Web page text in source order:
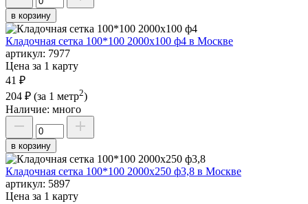
в корзину
Кладочная сетка 100*100 2000х100 ф4 в Москве
артикул: 7977
Цена за 1 карту
41 ₽
204 ₽ (за 1 метр2)
Наличие: много
в корзину
Кладочная сетка 100*100 2000х250 ф3,8 в Москве
артикул: 5897
Цена за 1 карту